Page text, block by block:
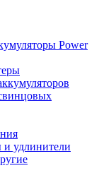
Power
и удлинители